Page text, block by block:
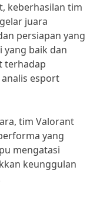
keberhasilan tim
juara
persiapan yang
yang baik dan
terhadap
esport
tim Valorant
yang
mengatasi
keunggulan